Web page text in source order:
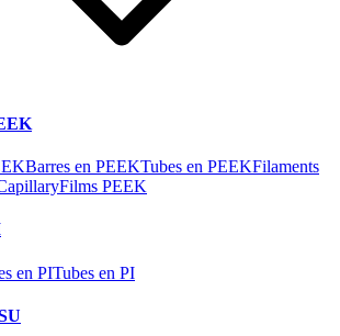
Barres en PEEKTubes en PEEKFilaments
Films PEEK
en PITubes en PI